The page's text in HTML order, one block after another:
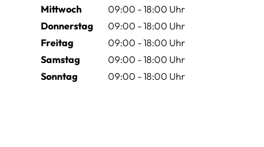
Mittwoch
09:00 - 18:00 Uhr
Donnerstag
09:00 - 18:00 Uhr
Freitag
09:00 - 18:00 Uhr
Samstag
09:00 - 18:00 Uhr
Sonntag
09:00 - 18:00 Uhr